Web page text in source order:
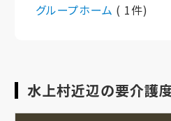
グループホーム ( 1件)
水上村近辺の要介護